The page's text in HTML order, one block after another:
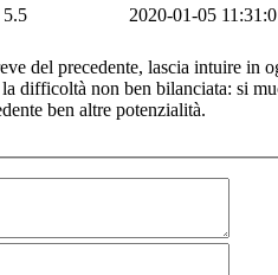
5.5
2020-01-05
del precedente, lascia intuire
difficoltà non ben bilanciata: si
ben altre potenzialità.